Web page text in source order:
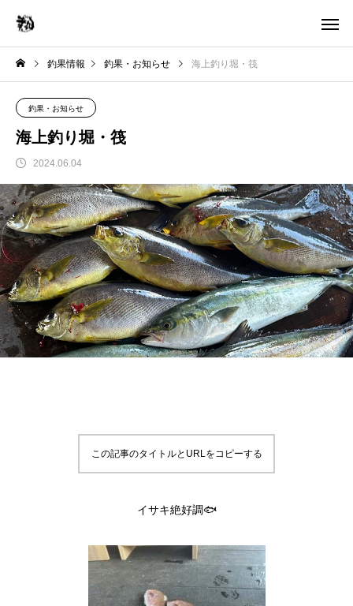
釣果情報 釣果・お知らせ 海上釣り堀・筏
釣果・お知らせ
海上釣り堀・筏
2024.06.04
この記事のタイトルとURLをコピーする
イサキ絶好調🐟